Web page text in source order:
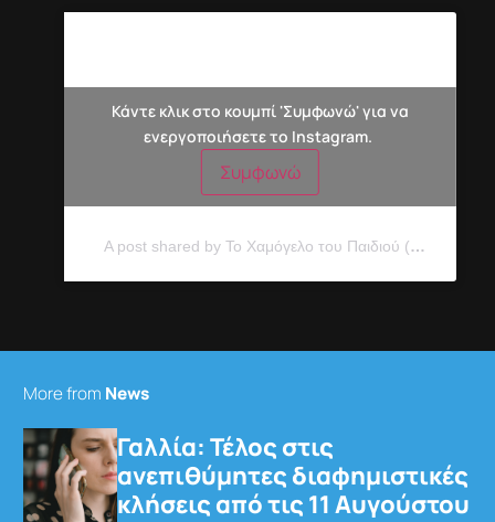
A post shared by Το Χαμόγελο του Παιδιού (@hamogelo)
Κάντε κλικ στο κουμπί 'Συμφωνώ' για να
ενεργοποιήσετε το Instagram.
Συμφωνώ
More from News
Γαλλία: Τέλος στις
ανεπιθύμητες διαφημιστικές
κλήσεις από τις 11 Αυγούστου